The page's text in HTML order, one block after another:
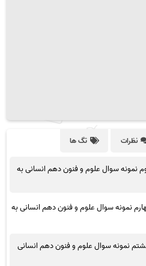
نظرات تگ ها
نمونه سوال علوم و فنون دهم انسانی به
نمونه سوال علوم و فنون دهم انسانی به
نمونه سوال علوم و فنون دهم انسانی